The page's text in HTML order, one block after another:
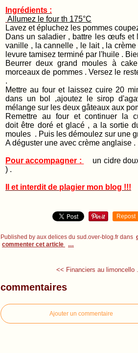
Ingrédients :
Allumez le four th 175°C
Lavez et épluchez les pommes
Dans un saladier , battre les œufs et
vanille , la cannelle , le lait , la
levure tamisez terminé par l'huile .
Beurrer deux grand moules à
morceaux de pommes . Versez le
.
Mettre au four et laissez cuire 20
dans un bol ,ajoutez le sirop
mélange sur les deux gâteaux aux
Remettre au four et continuer la
doit être doré et glacé , a la sortie
moules . Puis les démoulez sur une
A déguster une avec crème anglaise .
Pour accompagner :
un cidre
) .
Il et interdit de plagier mon blog !!!
Repost
Published by aux delices du sud.over-blog.fr dans
commenter cet article
…
<< Financiers au limoncello .
commentaires
Ajouter un commentaire